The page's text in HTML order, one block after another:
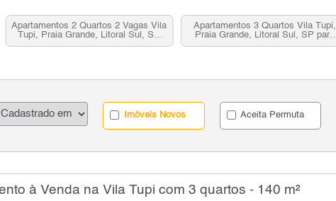
Apartamentos 2 Quartos 2 Vagas Vila
Tupi, Praia Grande, Litoral Sul, SP
para venda
Apartamentos 3 Quartos Vila Tupi,
Praia Grande, Litoral Sul, SP para
venda
Imóveis Novos Aceita Permuta
à Venda na Vila Tupi com 3 quartos - 140 m²